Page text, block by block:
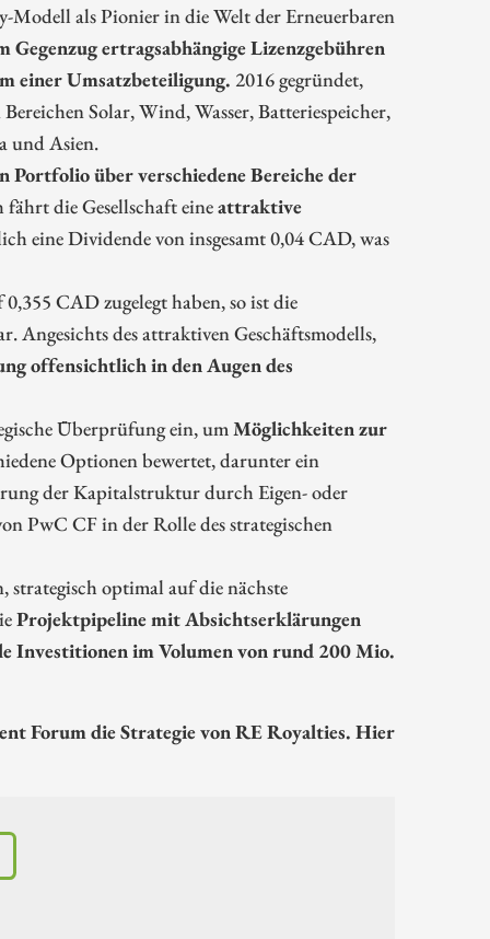
Modell als Pionier in die Welt der Erneuerbaren
ertragsabhängige Lizenzgebühren
einer Umsatzbeteiligung. 2016 gegründet,
Solar, Wind, Wasser, Batteriespeicher,
und Asien.
über verschiedene Bereiche der
die Gesellschaft eineattraktive
eine Dividende von insgesamt 0,04 CAD, was
CAD zugelegt haben, so ist die
des attraktiven Geschäftsmodells,
offensichtlich in den Augen des
Überprüfung ein, umMöglichkeiten zur
Optionen bewertet, darunter ein
der Kapitalstruktur durch Eigen- oder
PwC CF in der Rolle des strategischen
optimal auf die nächste
Projektpipeline mit Absichtserklärungen
Investitionen im Volumen von rund 200 Mio.
Forum die Strategie von RE Royalties. Hier